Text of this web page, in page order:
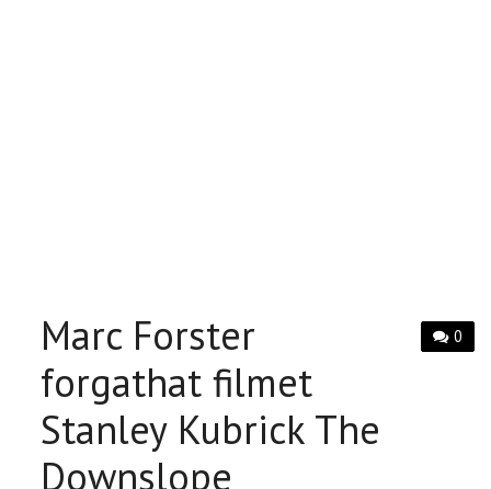
0
Marc Forster
forgathat filmet
Stanley Kubrick The
Downslope